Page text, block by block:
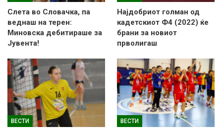
Слетa во Словачка, па
веднаш на терен:
Миновска дебитираше за
Јувента!
Најдобриот голман од
кадетскиот Ф4 (2022) ќе
брани за новиот
прволигаш
ВЕСТИ ВЕСТИ